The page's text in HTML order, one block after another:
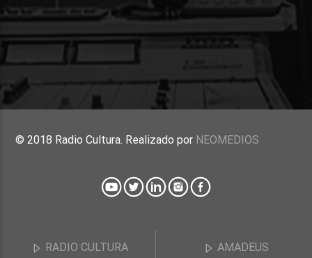
RADIO CULTURA AMADEUS
© 2018 Radio Cultura. Realizado por NEOMEDIOS